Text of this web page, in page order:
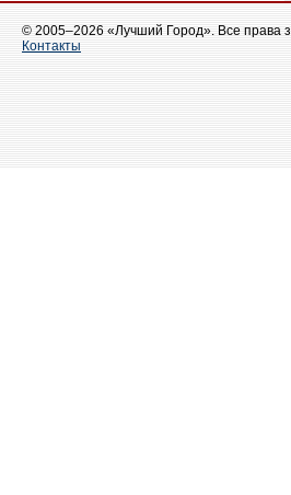
© 2005–2026 «Лучший Город». Все права
Контакты